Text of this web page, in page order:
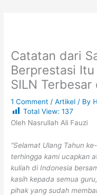
Catatan dari
Berprestasi
SILN Terbesar
1 Comment /Artikel / By
Total View: 137
Oleh Nasrullah Ali Fauzi
“Selamat Ulang Tahun
terhingga kami ucapkan
kuliah di Indonesia
kasih kepada semua
pihak yang sudah